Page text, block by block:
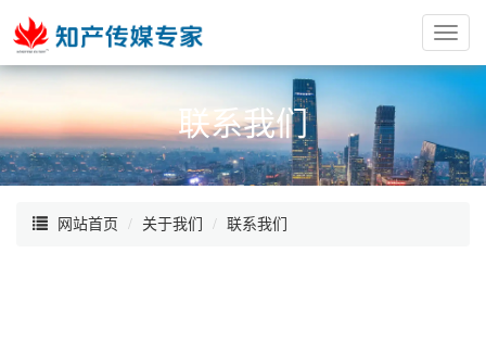
红
枫
联系我们
网站首页 关于我们 联系我们